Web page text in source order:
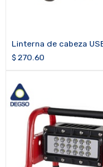
Linterna de cabeza
HL®
$ 270.60